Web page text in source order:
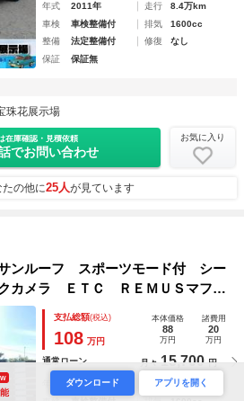
年式 2011年 走行
8.4万km
車検
車検整備付 排気
1600cc
整備
法定整備付 修復
なし
保証
保証無
珠花展示場
在庫確認・見積依頼
でお問い合わせ
お気に入り
の他に25人が見ています
ンルーフ スポーツモード付 シー
カメラ ＥＴＣ ＲＥＭＵＳマフラ
復歴無 正規ディーラー車 タイ
ル交換
支払総額(税込)
108 万円
本体価格
88
万円
諸費用
20
万円
通常ローン 月々 15,700 円
2010年 走行
8.5万km
ダウンロード アプリを開く